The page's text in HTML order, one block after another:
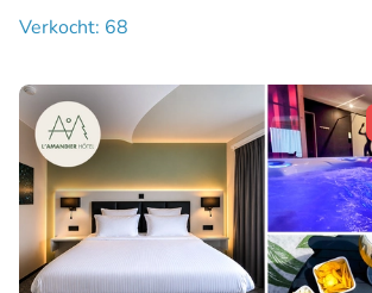
Verkocht: 68